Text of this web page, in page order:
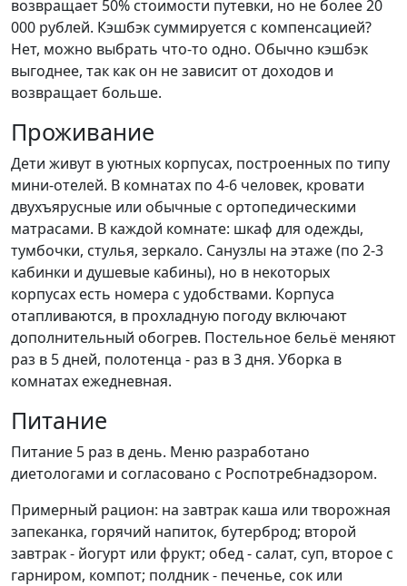
возвращает 50% стоимости путевки, но не более 20
000 рублей. Кэшбэк суммируется с компенсацией?
Нет, можно выбрать что-то одно. Обычно кэшбэк
выгоднее, так как он не зависит от доходов и
возвращает больше.
Проживание
Дети живут в уютных корпусах, построенных по типу
мини-отелей. В комнатах по 4-6 человек, кровати
двухъярусные или обычные с ортопедическими
матрасами. В каждой комнате: шкаф для одежды,
тумбочки, стулья, зеркало. Санузлы на этаже (по 2-3
кабинки и душевые кабины), но в некоторых
корпусах есть номера с удобствами. Корпуса
отапливаются, в прохладную погоду включают
дополнительный обогрев. Постельное бельё меняют
раз в 5 дней, полотенца - раз в 3 дня. Уборка в
комнатах ежедневная.
Питание
Питание 5 раз в день. Меню разработано
диетологами и согласовано с Роспотребнадзором.
Примерный рацион: на завтрак каша или творожная
запеканка, горячий напиток, бутерброд; второй
завтрак - йогурт или фрукт; обед - салат, суп, второе с
гарниром, компот; полдник - печенье, сок или